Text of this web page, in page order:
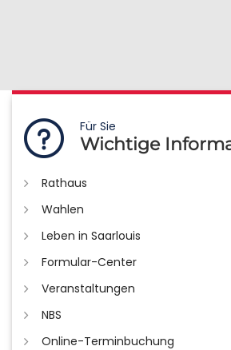
Für Sie
Wichtige
Rathaus
Wahlen
Leben in Saarlouis
Formular-Center
Veranstaltungen
NBS
Online-Terminbuchung